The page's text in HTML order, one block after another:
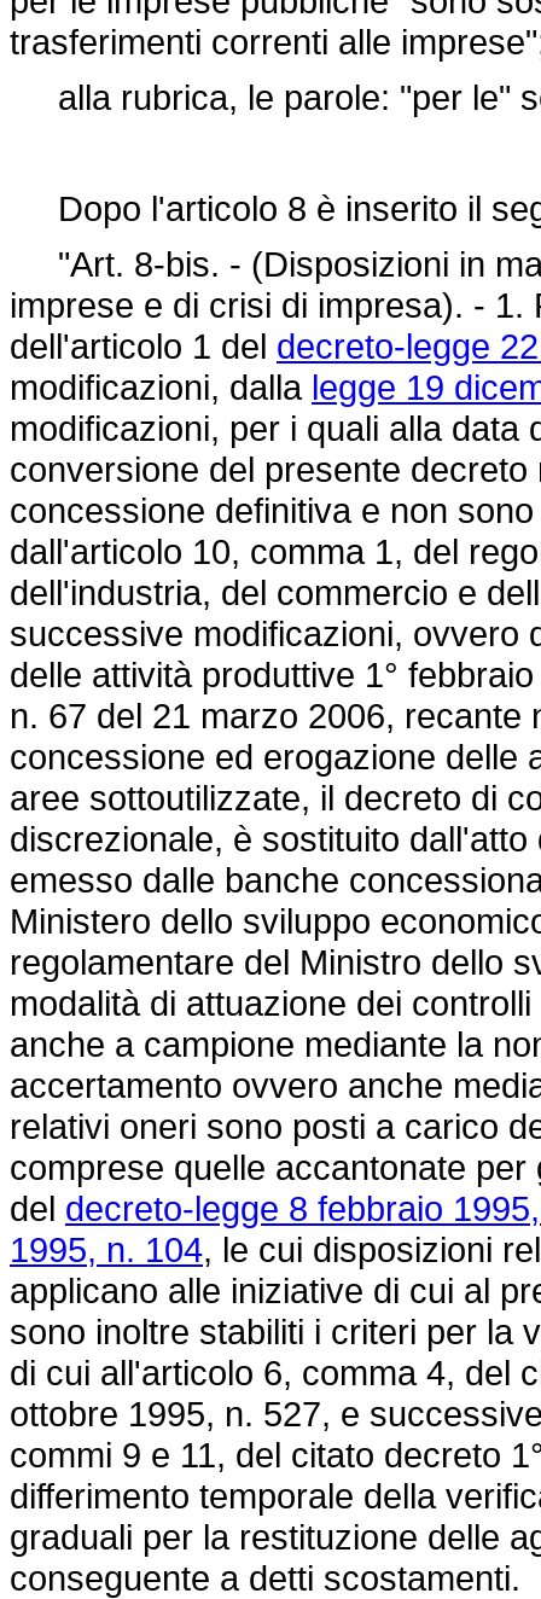
trasferimenti correnti alle
alla rubrica, le parole: "per le"
Dopo l'articolo 8 è inserito il
"Art. 8-bis. - (Disposizioni in
imprese e di crisi di impresa). -
dell'articolo 1 del decreto-legge
modificazioni, dalla legge 19
modificazioni, per i quali alla data
conversione del presente
concessione definitiva e non
dall'articolo 10, comma 1, del
dell'industria, del commercio e
successive modificazioni, ovvero
delle attività produttive 1°
n. 67 del 21 marzo 2006,
concessione ed erogazione delle
aree sottoutilizzate, il decreto di
discrezionale, è sostituito
emesso dalle banche
Ministero dello sviluppo
regolamentare del Ministro dello
modalità di attuazione dei
anche a campione mediante la
accertamento ovvero anche
relativi oneri sono posti a carico
comprese quelle accantonate
del decreto-legge 8 febbraio
1995, n. 104, le cui disposizioni
applicano alle iniziative di cui al
sono inoltre stabiliti i criteri per la
di cui all'articolo 6, comma 4, del
ottobre 1995, n. 527, e
commi 9 e 11, del citato decreto
differimento temporale della
graduali per la restituzione delle
conseguente a detti scostamenti.